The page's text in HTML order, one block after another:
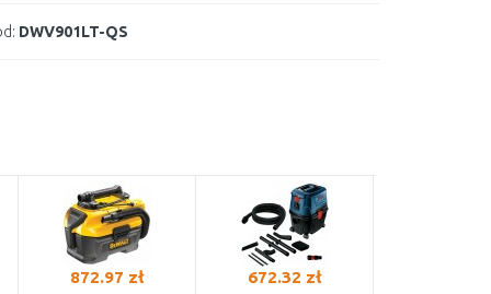
DWV901LT-QS
872.97 zł 672.32 zł